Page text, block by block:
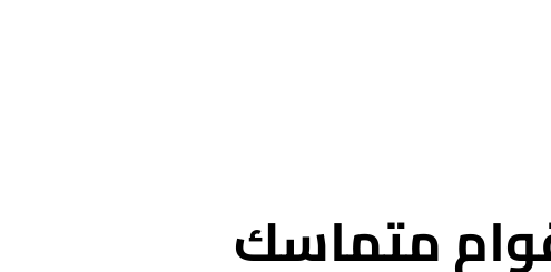
متماسك